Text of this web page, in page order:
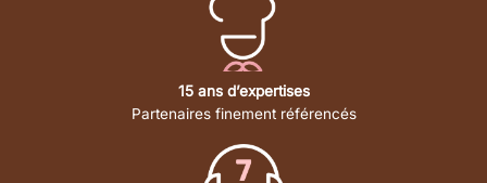
15 ans d’expertises
Partenaires finement référencés